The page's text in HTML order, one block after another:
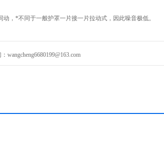
动，*不同于一般护罩一片接一片拉动式，因此噪音极低。
以增长使用寿命。
置可使护罩移动速度升到120m/min及承受更高的G值（2G）。
wangcheng6680199@163.com